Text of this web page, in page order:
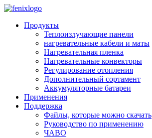
Skip to main content
Продукты
Теплоизлучающие панели
нагревательные кабели и маты
Нагревательная пленка
Нагревательные конвекторы
Регулирование отопления
Дополнительный сортамент
Аккумуляторные батареи
Применения
Поддержкa
Файлы, которые можно скачать
Руководство по применению
ЧАВО